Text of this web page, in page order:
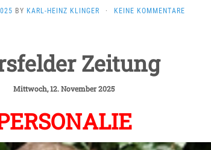
BY KARL-HEINZ KLINGER · KEINE KOMMENTARE
Zeitung
Mittwoch, 12. November 2025